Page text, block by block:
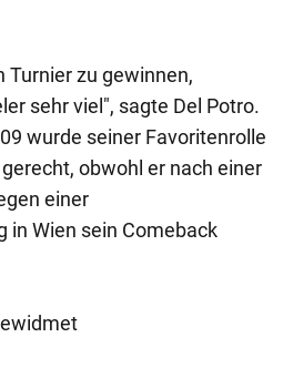
Turnier zu gewinnen,
sehr viel", sagte Del Potro.
wurde seiner Favoritenrolle
obwohl er nach einer
einer
in Wien sein Comeback